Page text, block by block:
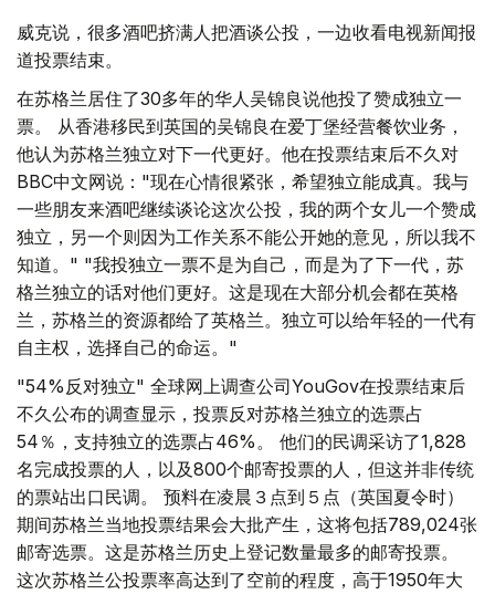
威克说，很多酒吧挤满人把酒谈公投，一边收看电视新闻报
道投票结束。
在苏格兰居住了30多年的华人吴锦良说他投了赞成独立一
票。 从香港移民到英国的吴锦良在爱丁堡经营餐饮业务，
他认为苏格兰独立对下一代更好。他在投票结束后不久对
BBC中文网说："现在心情很紧张，希望独立能成真。我与
一些朋友来酒吧继续谈论这次公投，我的两个女儿一个赞成
独立，另一个则因为工作关系不能公开她的意见，所以我不
知道。" "我投独立一票不是为自己，而是为了下一代，苏
格兰独立的话对他们更好。这是现在大部分机会都在英格
兰，苏格兰的资源都给了英格兰。独立可以给年轻的一代有
自主权，选择自己的命运。"
"54%反对独立" 全球网上调查公司YouGov在投票结束后
不久公布的调查显示，投票反对苏格兰独立的选票占
54％，支持独立的选票占46%。 他们的民调采访了1,828
名完成投票的人，以及800个邮寄投票的人，但这并非传统
的票站出口民调。 预料在凌晨３点到５点（英国夏令时）
期间苏格兰当地投票结果会大批产生，这将包括789,024张
邮寄选票。这是苏格兰历史上登记数量最多的邮寄投票。
这次苏格兰公投票率高达到了空前的程度，高于1950年大